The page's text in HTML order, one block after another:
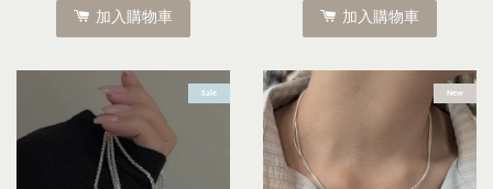
加入購物車 加入購物車
Sale New